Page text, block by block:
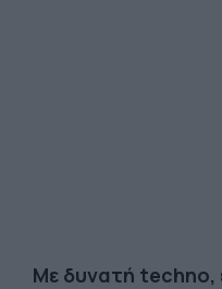
Με δυνατή techno,